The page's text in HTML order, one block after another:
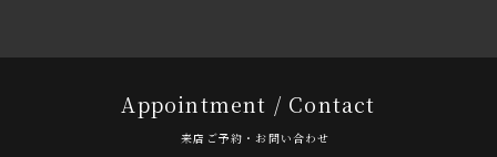
Appointment / Contact
来店ご予約・お問い合わせ